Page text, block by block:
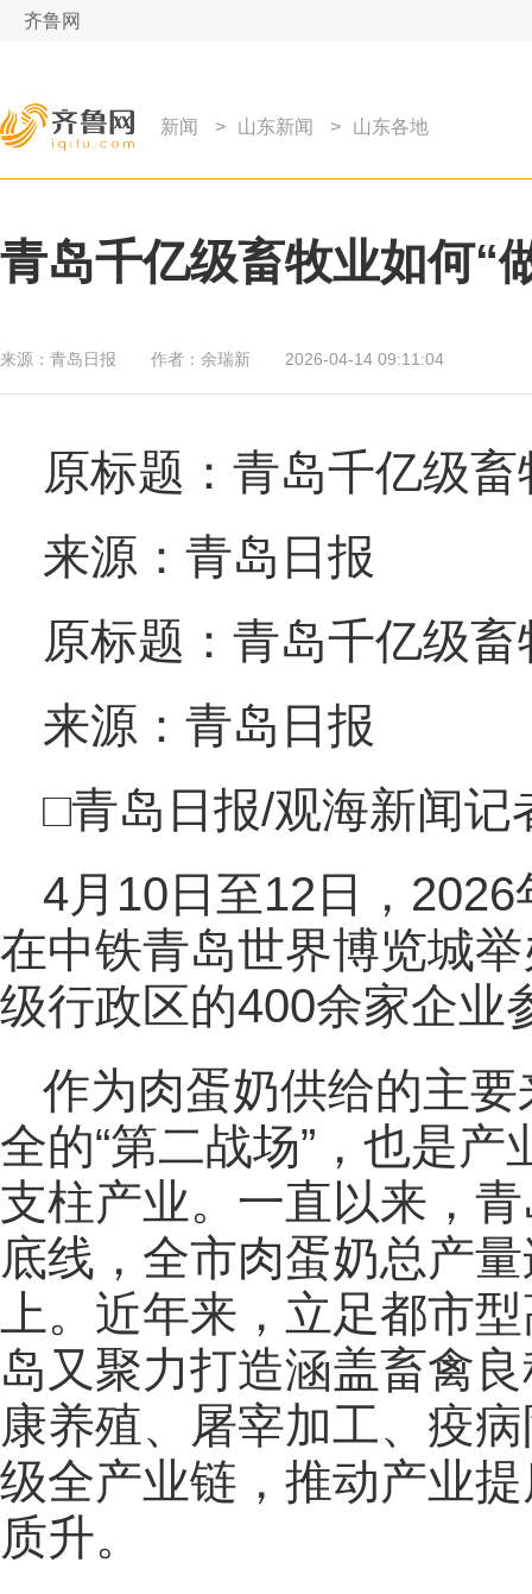
齐鲁网
新闻 > 山东新闻 > 山东各地
青岛千亿级畜牧业如何“
来源： 青岛日报 作者： 余瑞新 2026-04-14 09:11:04
原标题：青岛千亿级畜
来源：青岛日报
原标题：青岛千亿级畜
来源：青岛日报
□青岛日报/观海新闻记
4月10日至12日，
在中铁青岛世界博览城
级行政区的400余家企业
作为肉蛋奶供给的主
全的“第二战场”，也是
支柱产业。一直以来，
底线，全市肉蛋奶总产
上。近年来，立足都市
岛又聚力打造涵盖畜禽
康养殖、屠宰加工、疫
级全产业链，推动产业
质升。